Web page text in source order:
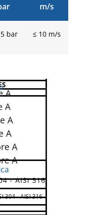
m/s
bar ≤ 10 m/s
A
A
A
A
A
A
- AISI 316
304 - AISI 316